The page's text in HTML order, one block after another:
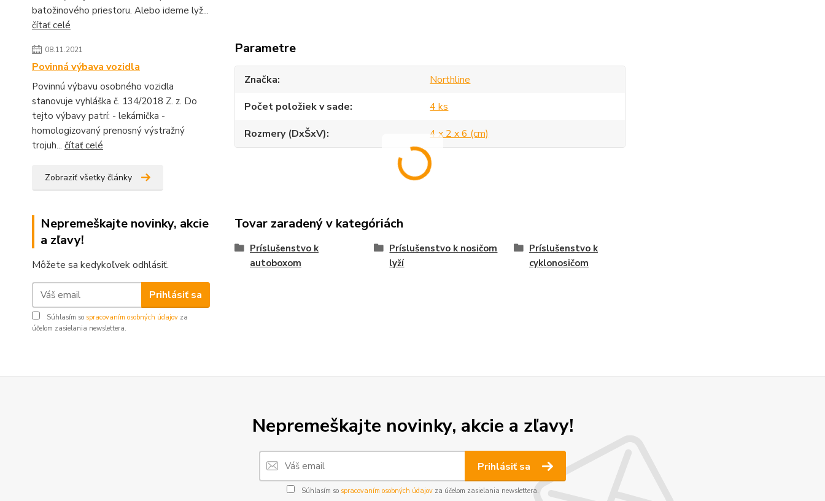
batožinového priestoru. Alebo ideme lyž...
čítať celé
08.11.2021
Povinná výbava vozidla
Povinnú výbavu osobného vozidla
stanovuje vyhláška č. 134/2018 Z. z. Do
tejto výbavy patrí: - lekárnička -
homologizovaný prenosný výstražný
trojuh... čítať celé
Zobraziť všetky články
Nepremeškajte novinky, akcie
a zľavy!
Môžete sa kedykoľvek odhlásiť.
Prihlásiť sa
Súhlasím so spracovaním osobných údajov za
účelom zasielania newslettera.
Parametre
Značka
Northline
Počet položiek v sade
4 ks
Rozmery (DxŠxV)
4 x 2 x 6 (cm)
Tovar zaradený v kategóriách
Príslušenstvo k
autoboxom
Príslušenstvo k nosičom
lyží
Príslušenstvo k
cyklonosičom
Nepremeškajte novinky, akcie a zľavy!
Prihlásiť sa
Súhlasím so spracovaním osobných údajovza účelom zasielania newslettera.